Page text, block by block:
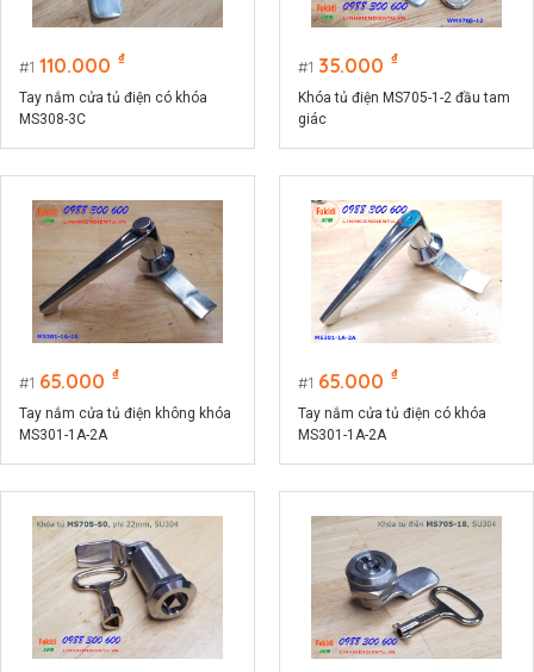
1 110.000 ₫
Tay nắm cửa tủ điện có khóa
MS308-3C
1 35.000 ₫
Khóa tủ điện MS705-1-2 đầu tam
giác
1 65.000 ₫
Tay nắm cửa tủ điện không khóa
MS301-1A-2A
1 65.000 ₫
Tay nắm cửa tủ điện có khóa
MS301-1A-2A